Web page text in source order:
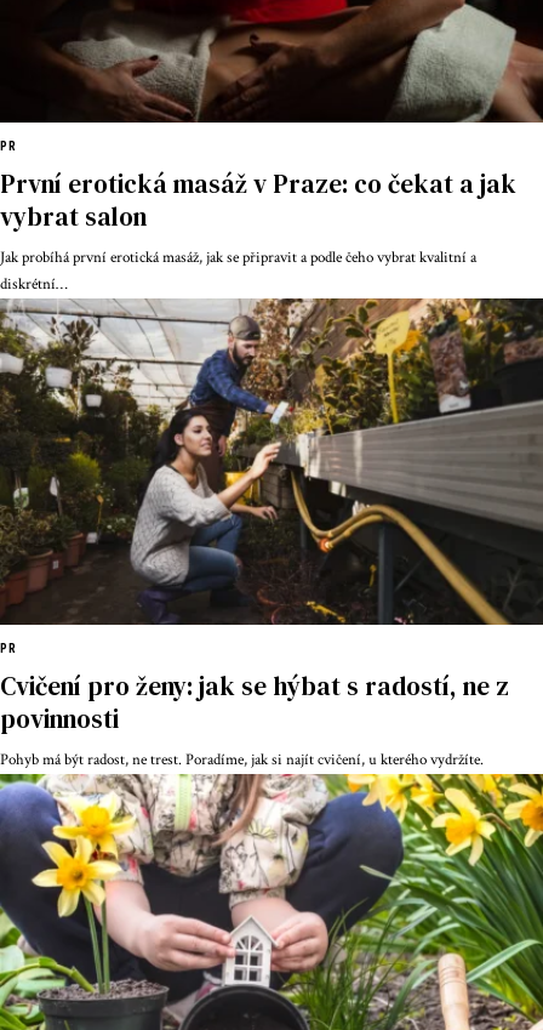
PR
První erotická masáž v Praze: co čekat a jak
vybrat salon
Jak probíhá první erotická masáž, jak se připravit a podle čeho vybrat kvalitní a
diskrétní…
PR
Cvičení pro ženy: jak se hýbat s radostí, ne z
povinnosti
Pohyb má být radost, ne trest. Poradíme, jak si najít cvičení, u kterého vydržíte.